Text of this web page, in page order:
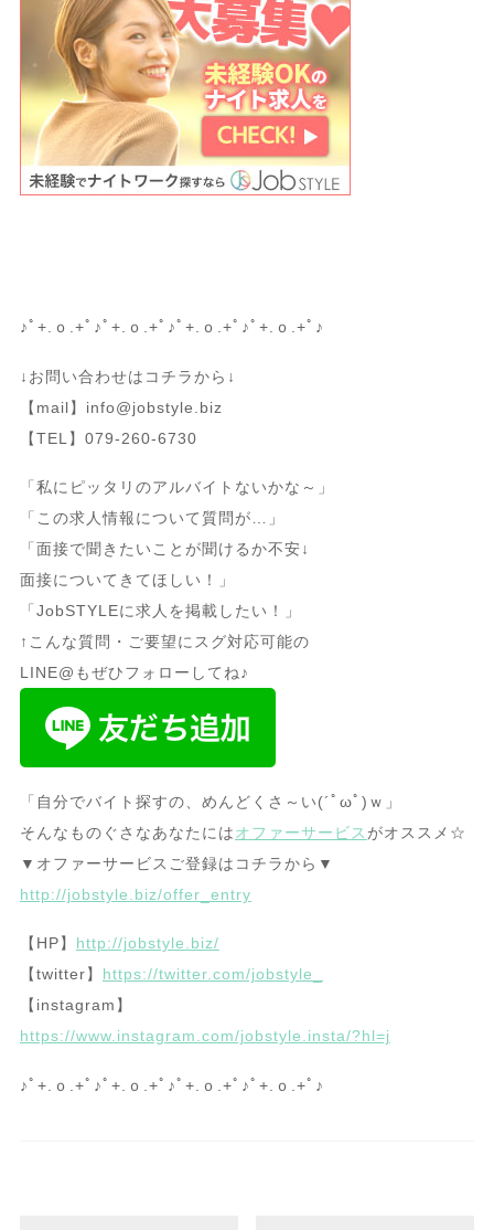
♪ﾟ+.ｏ.+ﾟ♪ﾟ+.ｏ.+ﾟ♪ﾟ+.ｏ.+ﾟ♪ﾟ+.ｏ.+ﾟ♪
↓お問い合わせはコチラから↓
【mail】info@jobstyle.biz
【TEL】079-260-6730
「私にピッタリのアルバイトないかな～」
「この求人情報について質問が…」
「面接で聞きたいことが聞けるか不安↓
面接についてきてほしい！」
「JobSTYLEに求人を掲載したい！」
↑こんな質問・ご要望にスグ対応可能の
LINE@もぜひフォローしてね♪
「自分でバイト探すの、めんどくさ～い(´ﾟωﾟ)ｗ」
そんなものぐさなあなたにはオファーサービス がオススメ☆
▼オファーサービスご登録はコチラから▼
http://jobstyle.biz/offer_entry
【HP】 http://jobstyle.biz/
【twitter】 https://twitter.com/jobstyle_
【instagram】
https://www.instagram.com/jobstyle.insta/?hl=j
♪ﾟ+.ｏ.+ﾟ♪ﾟ+.ｏ.+ﾟ♪ﾟ+.ｏ.+ﾟ♪ﾟ+.ｏ.+ﾟ♪